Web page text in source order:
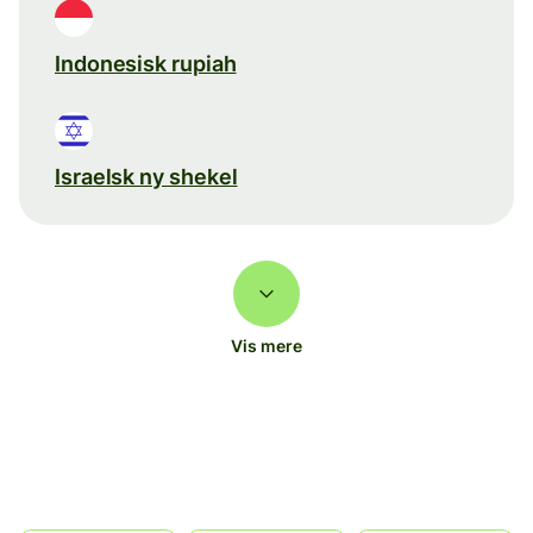
Indonesisk rupiah
Israelsk ny shekel
Vis mere